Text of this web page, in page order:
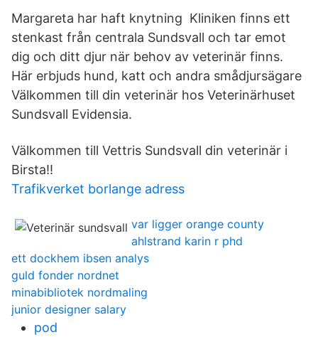
Margareta har haft knytning Kliniken finns ett
stenkast från centrala Sundsvall och tar emot
dig och ditt djur när behov av veterinär finns.
Här erbjuds hund, katt och andra smådjursägare
Välkommen till din veterinär hos Veterinärhuset
Sundsvall Evidensia.
Välkommen till Vettris Sundsvall din veterinär i
Birsta!!
Trafikverket borlange adress
var ligger orange county
ahlstrand karin r phd
ett dockhem ibsen analys
guld fonder nordnet
minabibliotek nordmaling
junior designer salary
pod